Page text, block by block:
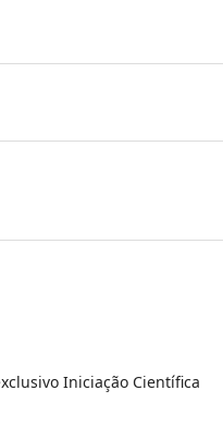
Iniciação Científica